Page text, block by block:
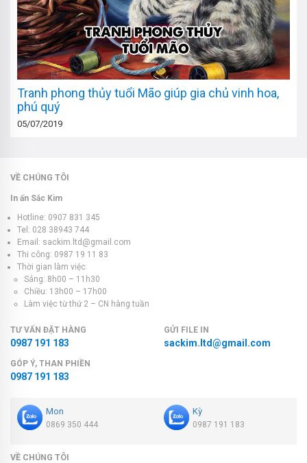
Tranh phong thủy tuổi Mão giúp gia chủ vinh hoa,
phú quý
05/07/2019
VỀ CHÚNG TÔI
In ấn Sắc Kim
Hotline: 0907 831 345
Tel: 028 38943 744
Email: sackim.ltd@gmail.com
Thi công: 0987 19 11 83
Thời gian làm việc
Sáng: 8h00 – 11h30
Chiều: 13h00 – 17h00
Làm việc từ thứ 2 – CN hàng tuần
TƯ VẤN ĐẶT HÀNG
0987 191 183
GỬI FILE IN
sackim.ltd@gmail.com
GÓP Ý, THAN PHIỀN
0987 191 183
Mon
0869 350 444
Kỳ
0987 191 183
VỀ CHÚNG TÔI